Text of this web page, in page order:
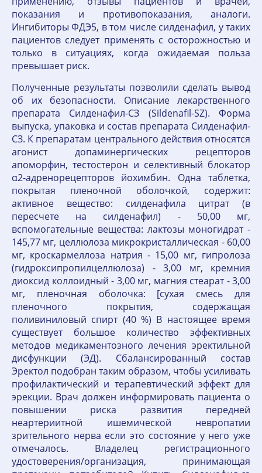
показания и противопоказания, аналоги.
Ингибиторы ФДЭ5, в том числе силденафил, у таких
пациентов следует применять с осторожностью и
только в ситуациях, когда ожидаемая польза
превышает риск.
Полученные результаты позволили сделать вывод
об их безопасности. Описание лекарственного
препарата Силденафил-СЗ (Sildenafil-SZ). Форма
выпуска, упаковка и состав препарата Силденафил-
СЗ. К препаратам центрального действия относятся
агонист допаминергических рецепторов
апоморфин, тестостерон и селективный блокатор
α2-адренорецепторов йохимбин. Одна таблетка,
покрытая пленочной оболочкой, содержит:
активное вещество: силденафила цитрат (в
пересчете на силденафил) - 50,00 мг,
вспомогательные вещества: лактозы моногидрат -
145,77 мг, целлюлоза микрокристаллическая - 60,00
мг, кроскармеллоза натрия - 15,00 мг, гипролоза
(гидроксипропилцеллюлоза) - 3,00 мг, кремния
диоксид коллоидный - 3,00 мг, магния стеарат - 3,00
мг, пленочная оболочка: [сухая смесь для
пленочного покрытия, содержащая
поливиниловый спирт (40 %) В настоящее время
существует большое количество эффективных
методов медикаментозного лечения эректильной
дисфункции (ЭД). Сбалансированный состав
Эректол подобран таким образом, чтобы усиливать
профилактический и терапевтический эффект для
эрекции. Врач должен информировать пациента о
повышении риска развития передней
неартериитной ишемической невропатии
зрительного нерва если это состояние у него уже
отмечалось. Владелец регистрационного
удостоверения/организация, принимающая